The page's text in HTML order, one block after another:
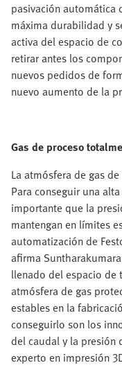
pasivación automática
máxima durabilidad y
activa del espacio de
retirar antes los
nuevos pedidos de
nuevo aumento de la
Gas de proceso
La atmósfera de gas
Para conseguir una
importante que la
mantengan en límites
automatización de
afirma
llenado del espacio de
atmósfera de gas
estables en la
conseguirlo son los
del caudal y la presión
experto en impresión